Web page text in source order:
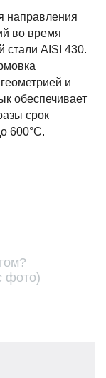
направления
во время
стали AISI 430.
и
обеспечивает
срок
600°С.
фото)